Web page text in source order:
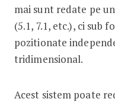
mai sunt redate pe
(5.1, 7.1, etc.), ci sub
pozitionate
tridimensional.
Acest sistem poate